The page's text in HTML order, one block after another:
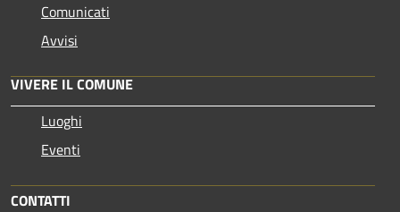
Comunicati
Avvisi
VIVERE IL COMUNE
Luoghi
Eventi
CONTATTI